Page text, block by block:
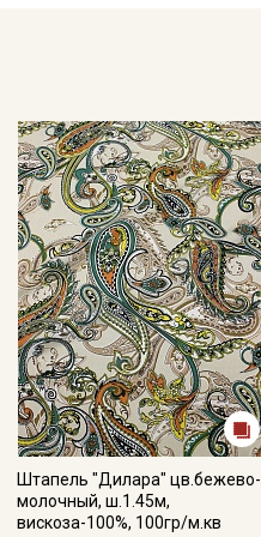
Штапель "Дилара" цв.бежево-
молочный, ш.1.45м,
вискоза-100%, 100гр/м.кв